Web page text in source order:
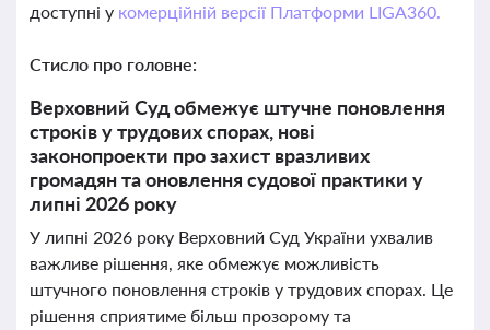
доступні у комерційній версії Платформи LIGA360.
Стисло про головне:
Верховний Суд обмежує штучне поновлення
строків у трудових спорах, нові
законопроекти про захист вразливих
громадян та оновлення судової практики у
липні 2026 року
У липні 2026 року Верховний Суд України ухвалив
важливе рішення, яке обмежує можливість
штучного поновлення строків у трудових спорах. Це
рішення сприятиме більш прозорому та